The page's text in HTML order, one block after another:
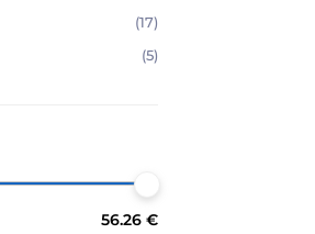
(17)
(5)
56.26 €